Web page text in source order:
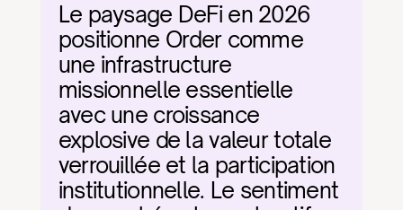
Le paysage DeFi en 2026
positionne Order comme
une infrastructure
missionnelle essentielle
avec une croissance
explosive de la valeur totale
verrouillée et la participation
institutionnelle. Le sentiment